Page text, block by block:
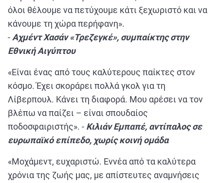
όλοι θέλουμε να πετύχουμε κάτι ξεχωριστό και να
κάνουμε τη χώρα περήφανη».
- Αχμέντ Χασάν «Τρεζεγκέ», συμπαίκτης στην
Εθνική Αιγύπτου
«Είναι ένας από τους καλύτερους παίκτες στον
κόσμο. Έχει σκοράρει πολλά γκολ για τη
Λίβερπουλ. Κάνει τη διαφορά. Μου αρέσει να τον
βλέπω να παίζει – είναι σπουδαίος
ποδοσφαιριστής». - Κιλιάν Εμπαπέ, αντίπαλος σε
ευρωπαϊκό επίπεδο, χωρίς κοινή ομάδα
«Μοχάμεντ, ευχαριστώ. Εννέα από τα καλύτερα
χρόνια της ζωής μας, με απίστευτες αναμνήσεις